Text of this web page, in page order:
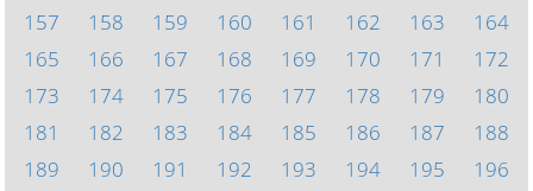
157
158 159 160 161 162 163
164
165
166 167 168 169 170 171
172
173
174 175 176 177 178 179
180
181
182 183 184 185 186 187
188
189
190 191 192 193 194 195
196